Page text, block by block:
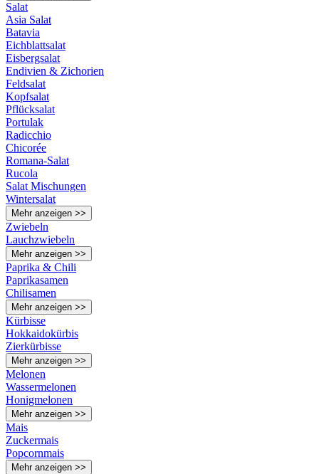
Salat
Asia Salat
Batavia
Eichblattsalat
Eisbergsalat
Endivien & Zichorien
Feldsalat
Kopfsalat
Pflücksalat
Portulak
Radicchio
Chicorée
Romana-Salat
Rucola
Salat Mischungen
Wintersalat
Mehr anzeigen >>
Zwiebeln
Lauchzwiebeln
Mehr anzeigen >>
Paprika & Chili
Paprikasamen
Chilisamen
Mehr anzeigen >>
Kürbisse
Hokkaidokürbis
Zierkürbisse
Mehr anzeigen >>
Melonen
Wassermelonen
Honigmelonen
Mehr anzeigen >>
Mais
Zuckermais
Popcornmais
Mehr anzeigen >>